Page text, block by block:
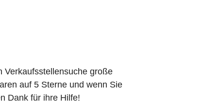
Verkaufsstellensuche große
auf 5 Sterne und wenn Sie
Dank für ihre Hilfe!